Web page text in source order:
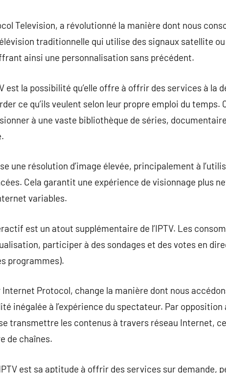
Television, a révolutionné la manière dont nous
traditionnelle qui utilise des signaux satellite ou
ainsi une personnalisation sans précédent.
est la possibilité qu’elle offre à offrir des services à la
ce qu’ils veulent selon leur propre emploi du temps.
à une vaste bibliothèque de séries,
une résolution d’image élevée, principalement à
Cela garantit une expérience de visionnage plus
variables.
est un atout supplémentaire de l’IPTV. Les
participer à des sondages et des votes en
programmes).
Internet Protocol, change la manière dont nous
inégalée à l’expérience du spectateur. Par
transmettre les contenus à travers réseau Internet,
de chaînes.
est sa aptitude à offrir des services sur demande,